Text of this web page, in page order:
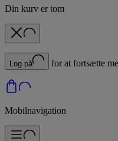
Din kurv er tom
Log på for at fortsætte
Mobilnavigation